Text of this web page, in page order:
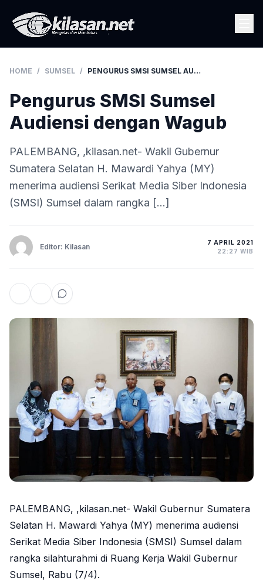
HOME / SUMSEL / PENGURUS SMSI SUMSEL AUDIENSI DENGAN WAGUB
Pengurus SMSI Sumsel
Audiensi dengan Wagub
PALEMBANG, ,kilasan.net- Wakil Gubernur
Sumatera Selatan H. Mawardi Yahya (MY)
menerima audiensi Serikat Media Siber Indonesia
(SMSI) Sumsel dalam rangka […]
Editor: Kilasan
7 APRIL 2021
22:27 WIB
PALEMBANG, ,kilasan.net- Wakil Gubernur Sumatera
Selatan H. Mawardi Yahya (MY) menerima audiensi
Serikat Media Siber Indonesia (SMSI) Sumsel dalam
rangka silahturahmi di Ruang Kerja Wakil Gubernur
Sumsel, Rabu (7/4).